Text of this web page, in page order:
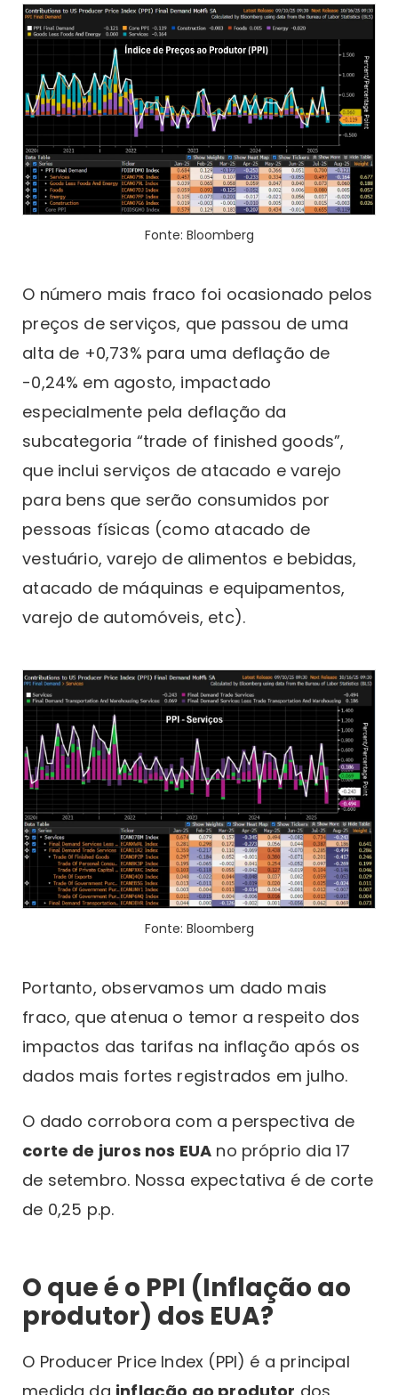
Fonte: Bloomberg
O número mais fraco foi ocasionado pelos
preços de serviços, que passou de uma
alta de +0,73% para uma deflação de
-0,24% em agosto, impactado
especialmente pela deflação da
subcategoria “trade of finished goods”,
que inclui serviços de atacado e varejo
para bens que serão consumidos por
pessoas físicas (como atacado de
vestuário, varejo de alimentos e bebidas,
atacado de máquinas e equipamentos,
varejo de automóveis, etc).
Fonte: Bloomberg
Portanto, observamos um dado mais
fraco, que atenua o temor a respeito dos
impactos das tarifas na inflação após os
dados mais fortes registrados em julho.
O dado corrobora com a perspectiva de
corte de juros nos EUA no próprio dia 17
de setembro. Nossa expectativa é de corte
de 0,25 p.p.
O que é o PPI (Inflação ao
produtor) dos EUA?
O Producer Price Index (PPI) é a principal